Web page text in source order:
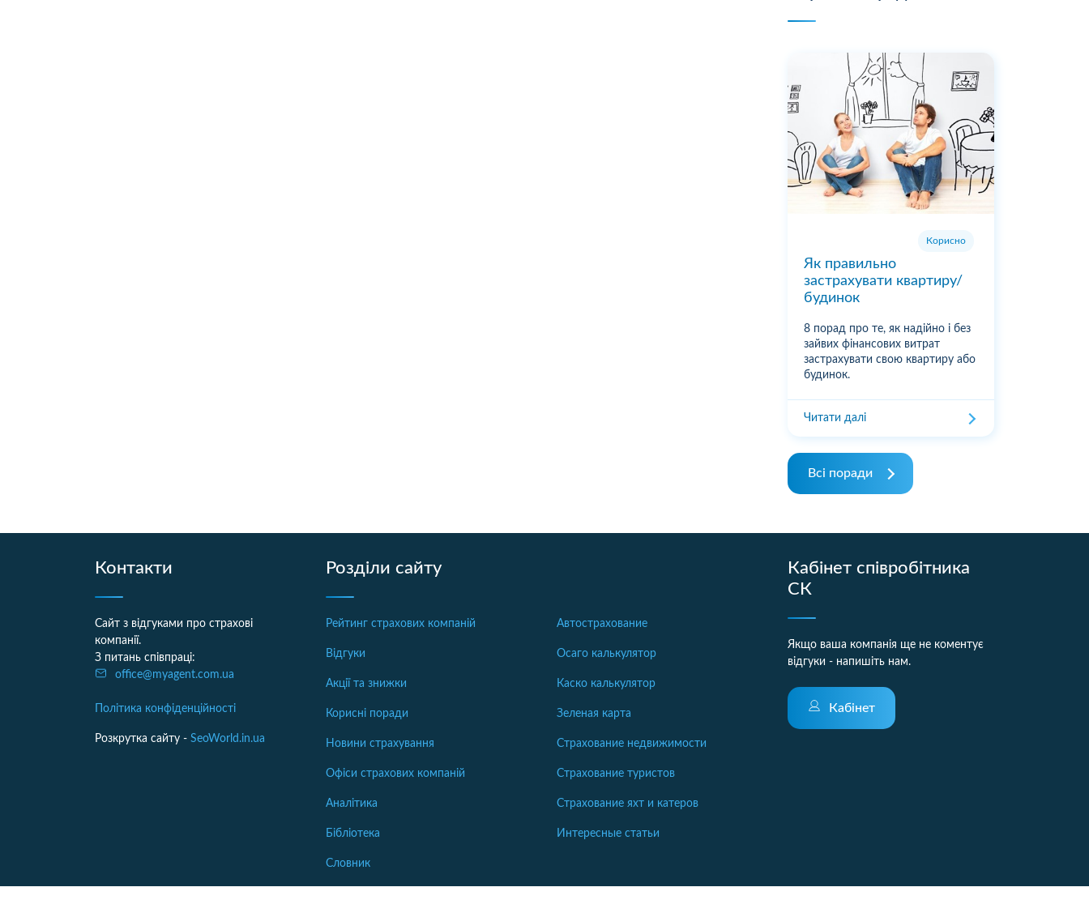
Корисно
Як правильно
застрахувати квартиру/
будинок
8 порад про те, як надійно і без
зайвих фінансових витрат
застрахувати свою квартиру або
будинок.
Читати далі
Всі поради
Контакти
Сайт з відгуками про страхові
компанії.
З питань співпраці:
office@myagent.com.ua
Політика конфіденційності
Розкрутка сайту - SeoWorld.in.ua
Розділи сайту
Рейтинг страхових компаній
Відгуки
Акції та знижки
Корисні поради
Новини страхування
Офіси страхових компаній
Аналітика
Бібліотека
Словник
Автострахование
Осаго калькулятор
Каско калькулятор
Зеленая карта
Страхование недвижимости
Страхование туристов
Страхование яхт и катеров
Интересные статьи
Кабінет співробітника
СК
Якщо ваша компанія ще не коментує
відгуки - напишіть нам.
Кабінет